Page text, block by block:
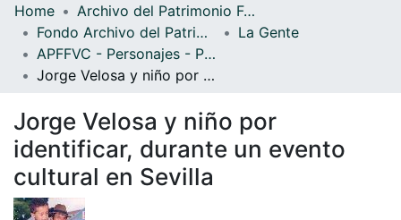
Statistics
Home
Archivo del Patrimonio Fotográfico y Fílmico del Valle del Cauca
Fondo Archivo del Patrimonio Fotográfico y Fílmico del Valle del Cauca
La Gente
APFFVC - Personajes - Patrimonial
Jorge Velosa y niño por identificar, durante un evento cultural en Sevilla
Jorge Velosa y niño por
identificar, durante un evento
cultural en Sevilla